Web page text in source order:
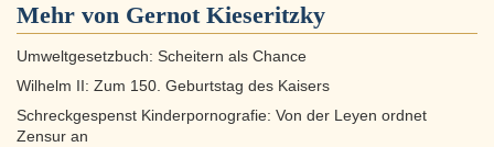
Mehr von Gernot Kieseritzky
Umweltgesetzbuch: Scheitern als Chance
Wilhelm II: Zum 150. Geburtstag des Kaisers
Schreckgespenst Kinderpornografie: Von der Leyen ordnet
Zensur an